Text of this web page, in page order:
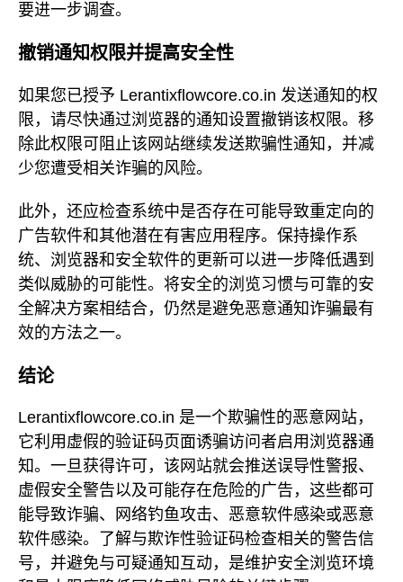
要进一步调查。
撤销通知权限并提高安全性
如果您已授予 Lerantixflowcore.co.in 发送通知的权
限，请尽快通过浏览器的通知设置撤销该权限。移
除此权限可阻止该网站继续发送欺骗性通知，并减
少您遭受相关诈骗的风险。
此外，还应检查系统中是否存在可能导致重定向的
广告软件和其他潜在有害应用程序。保持操作系
统、浏览器和安全软件的更新可以进一步降低遇到
类似威胁的可能性。将安全的浏览习惯与可靠的安
全解决方案相结合，仍然是避免恶意通知诈骗最有
效的方法之一。
结论
Lerantixflowcore.co.in 是一个欺骗性的恶意网站，
它利用虚假的验证码页面诱骗访问者启用浏览器通
知。一旦获得许可，该网站就会推送误导性警报、
虚假安全警告以及可能存在危险的广告，这些都可
能导致诈骗、网络钓鱼攻击、恶意软件感染或恶意
软件感染。了解与欺诈性验证码检查相关的警告信
号，并避免与可疑通知互动，是维护安全浏览环境